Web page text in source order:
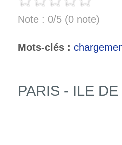
Note : 0/5 (0 note)
Mots-clés :
PARIS - ILE